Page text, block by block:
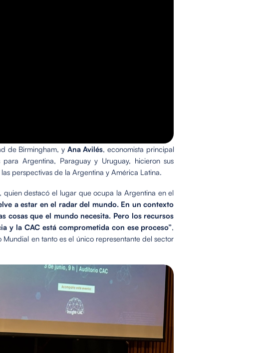
de Birmingham, yAna Avilés, economista principal
Argentina, Paraguay y Uruguay, hicieron sus
perspectivas de la Argentina y América Latina.
quien destacó el lugar que ocupa la Argentina en el
a estar en el radar del mundo. En un contexto
cosas que el mundo necesita. Pero los recursos
y la CAC está comprometida con ese proceso”,
en tanto es el único representante del sector